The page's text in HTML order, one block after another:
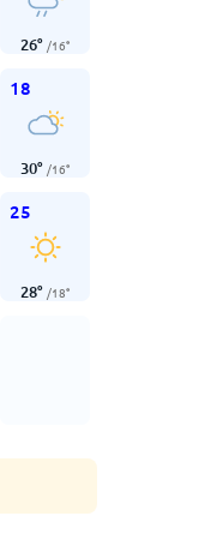
26° /16°
18
30° /16°
25
28° /18°